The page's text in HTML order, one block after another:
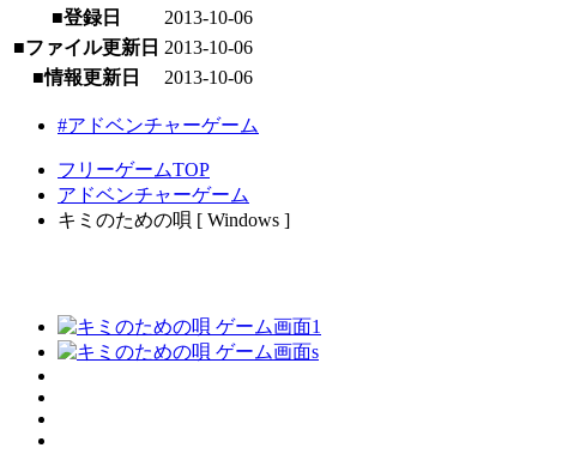
■登録日
2013-10-06
■ファイル更新日 2013-10-06
■情報更新日
2013-10-06
#アドベンチャーゲーム
フリーゲームTOP
アドベンチャーゲーム
キミのための唄 [ Windows ]